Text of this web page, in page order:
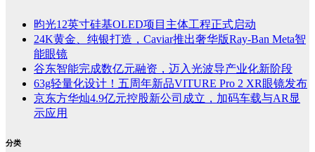
昀光12英寸硅基OLED项目主体工程正式启动
24K黄金、纯银打造，Caviar推出奢华版Ray-Ban Meta智
能眼镜
谷东智能完成数亿元融资，迈入光波导产业化新阶段
63g轻量化设计！五周年新品VITURE Pro 2 XR眼镜发布
京东方华灿4.9亿元控股新公司成立，加码车载与AR显
示应用
分类